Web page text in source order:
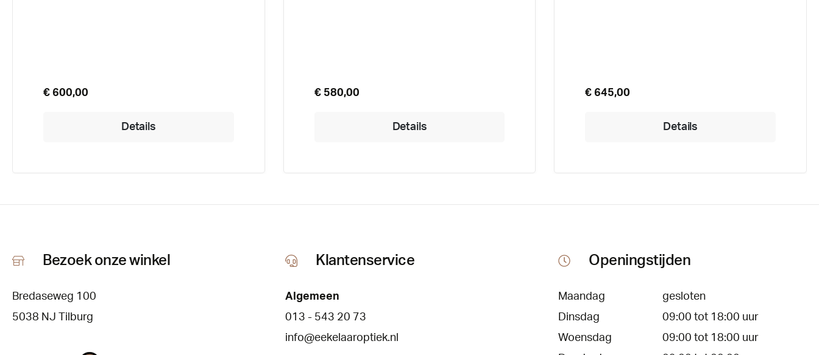
€ 600,00
Details
€ 580,00
Details
€ 645,00
Details
Bezoek onze winkel
Bredaseweg 100
5038 NJ Tilburg
Klantenservice
Algemeen
013 - 543 20 73
info@eekelaaroptiek.nl
Openingstijden
Maandag
gesloten
Dinsdag
09:00 tot 18:00 uur
Woensdag
09:00 tot 18:00 uur